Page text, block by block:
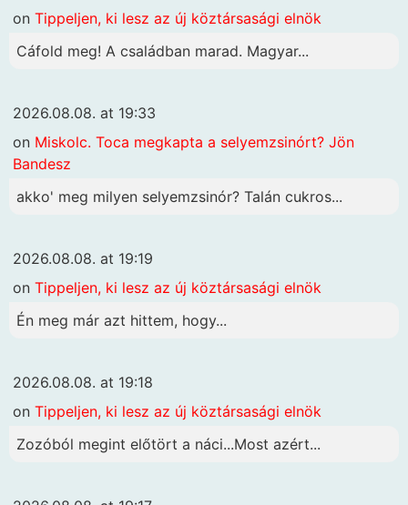
on Tippeljen, ki lesz az új köztársasági elnök
Cáfold meg! A családban marad. Magyar...
2026.08.08. at 19:33
on Miskolc. Toca megkapta a selyemzsinórt? Jön
Bandesz
akko' meg milyen selyemzsinór? Talán cukros...
2026.08.08. at 19:19
on Tippeljen, ki lesz az új köztársasági elnök
Én meg már azt hittem, hogy...
2026.08.08. at 19:18
on Tippeljen, ki lesz az új köztársasági elnök
Zozóból megint előtört a náci...Most azért...